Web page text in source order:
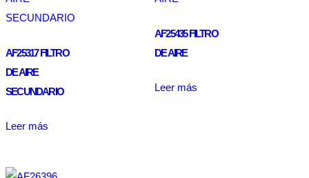
AF25317 FILTRO
DE AIRE
SECUNDARIO
Leer más
AF25435 FILTRO
DE AIRE
Leer más